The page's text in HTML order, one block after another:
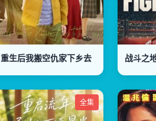
重生后我搬空仇家下乡去 战斗之
全集